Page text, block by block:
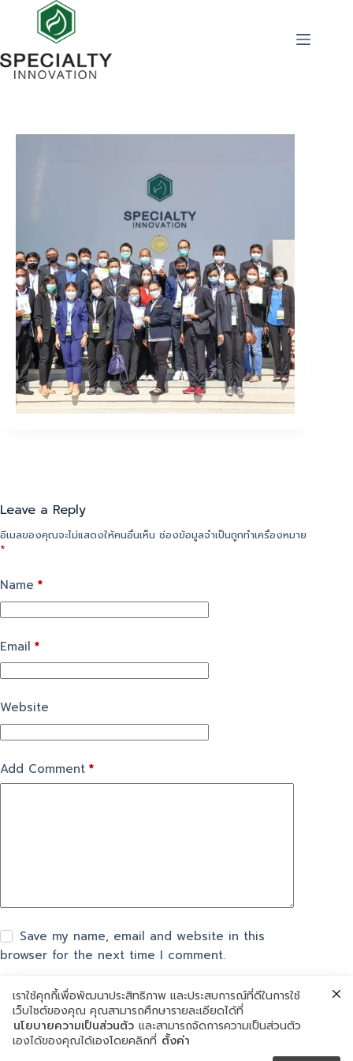
Leave a Reply
อีเมลของคุณจะไม่แสดงให้คนอื่นเห็น ช่องข้อมูลจำเป็นถูกทำเครื่องหมาย
*
Name *
Email *
Website
Add Comment *
Save my name, email and website in this
browser for the next time I comment.
แสดงความเห็น
เราใช้คุกกี้เพื่อพัฒนาประสิทธิภาพ และประสบการณ์ที่ดีในการใช้
เว็บไซต์ของคุณ คุณสามารถศึกษารายละเอียดได้ที่
นโยบายความเป็นส่วนตัว และสามารถจัดการความเป็นส่วนตัว
เองได้ของคุณได้เองโดยคลิกที่ ตั้งค่า